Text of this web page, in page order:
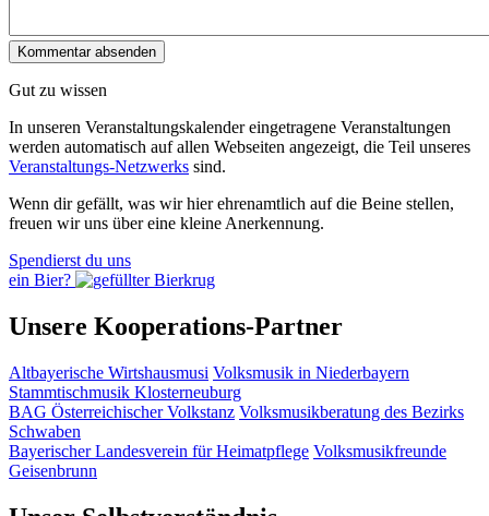
Gut zu wissen
In unseren Veranstaltungskalender eingetragene Veranstaltungen
werden automatisch auf allen Webseiten angezeigt, die Teil unseres
Veranstaltungs-Netzwerks sind.
Wenn dir gefällt, was wir hier ehrenamtlich auf die Beine stellen,
freuen wir uns über eine kleine Anerkennung.
Spendierst du uns
ein Bier?
Unsere Kooperations-Partner
Altbayerische Wirtshausmusi Volksmusik in Niederbayern
Stammtischmusik Klosterneuburg
BAG Österreichischer Volkstanz Volksmusikberatung des Bezirks
Schwaben
Bayerischer Landesverein für Heimatpflege Volksmusikfreunde
Geisenbrunn